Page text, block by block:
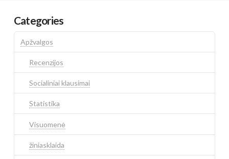
Categories
Apžvalgos
Recenzijos
Socialiniai klausimai
Statistika
Visuomenė
žiniasklaida